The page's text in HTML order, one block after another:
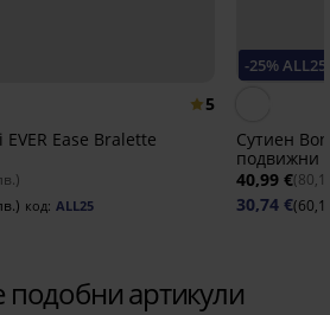
5
Ease Bralette
код: ALL25
-25% ALL25
Сутиен
подвижни
40,99 €
30,74 €
подобни артикули